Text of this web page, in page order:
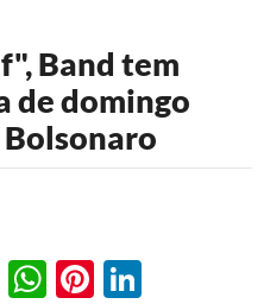
Band tem
de domingo
EmailWhatsApp
Pinterest